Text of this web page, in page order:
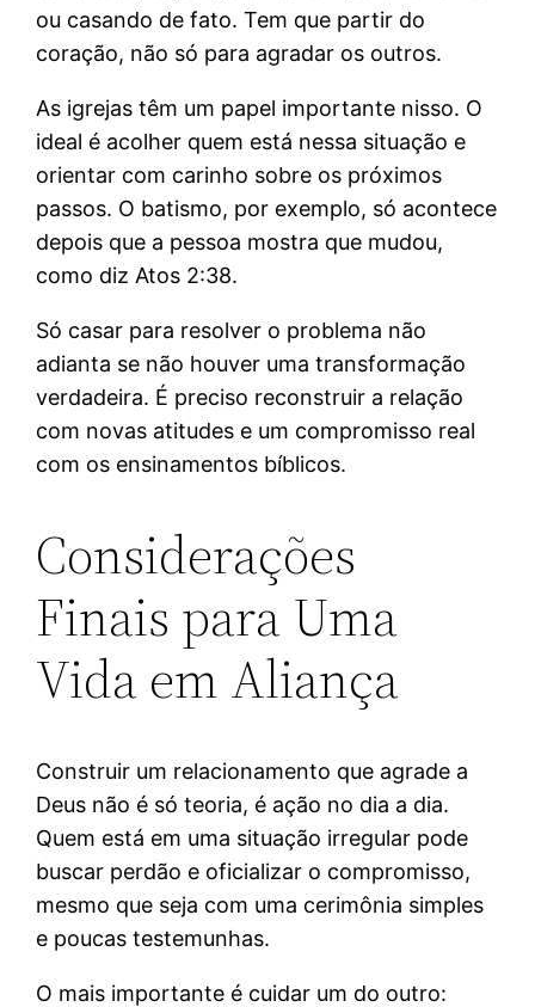
ou casando de fato. Tem que partir do
coração, não só para agradar os outros.
As igrejas têm um papel importante nisso. O
ideal é acolher quem está nessa situação e
orientar com carinho sobre os próximos
passos. O batismo, por exemplo, só acontece
depois que a pessoa mostra que mudou,
como diz Atos 2:38.
Só casar para resolver o problema não
adianta se não houver uma transformação
verdadeira. É preciso reconstruir a relação
com novas atitudes e um compromisso real
com os ensinamentos bíblicos.
Considerações
Finais para Uma
Vida em Aliança
Construir um relacionamento que agrade a
Deus não é só teoria, é ação no dia a dia.
Quem está em uma situação irregular pode
buscar perdão e oficializar o compromisso,
mesmo que seja com uma cerimônia simples
e poucas testemunhas.
O mais importante é cuidar um do outro: